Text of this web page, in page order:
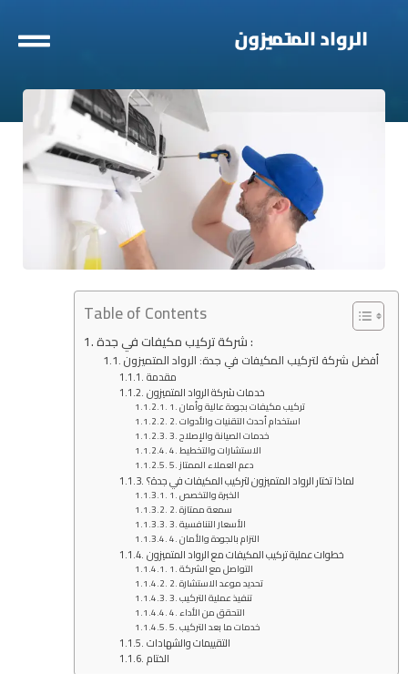
Table of Contents
شركة تركيب مكيفات في جدة :
أفضل شركة لتركيب المكيفات في جدة: الرواد المتميزون
مقدمة
خدمات شركة الرواد المتميزون
1. تركيب مكيفات بجودة عالية وأمان
2. استخدام أحدث التقنيات والأدوات
3. خدمات الصيانة والإصلاح
4. الاستشارات والتخطيط
5. دعم العملاء الممتاز
لماذا تختار الرواد المتميزون لتركيب المكيفات في جدة؟
1. الخبرة والتخصص
2. سمعة ممتازة
3. الأسعار التنافسية
4. التزام بالجودة والأمان
خطوات عملية تركيب المكيفات مع الرواد المتميزون
1. التواصل مع الشركة
2. تحديد موعد الاستشارة
3. تنفيذ عملية التركيب
4. التحقق من الأداء
5. خدمات ما بعد التركيب
التقييمات والشهادات
الختام